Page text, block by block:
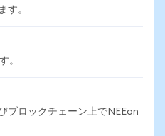
す。
。
ブロックチェーン上でNEEon